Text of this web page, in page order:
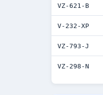
VZ-621-B
V-232-XP
VZ-793-J
VZ-298-N